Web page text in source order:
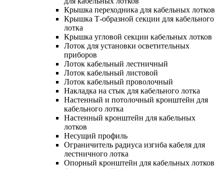
Крышка переходника для кабельных лотков
Крышка Т-образной секции для кабельного
лотка
Крышка угловой секции кабельных лотков
Лоток для установки осветительных
приборов
Лоток кабельный лестничный
Лоток кабельный листовой
Лоток кабельный проволочный
Накладка на стык для кабельного лотка
Настенный и потолочный кронштейн для
кабельного лотка
Настенный кронштейн для кабельных
лотков
Несущий профиль
Ограничитель радиуса изгиба кабеля для
лестничного лотка
Опорный кронштейн для кабельных лотков